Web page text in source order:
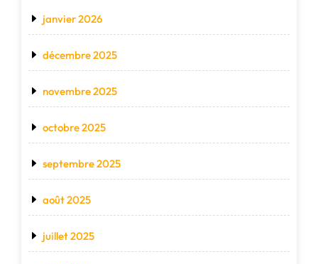
janvier 2026
décembre 2025
novembre 2025
octobre 2025
septembre 2025
août 2025
juillet 2025